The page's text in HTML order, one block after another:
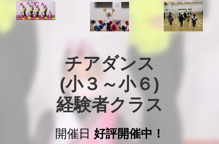
チアダンス
(小３～小６)
経験者クラス
開催日 好評開催中！